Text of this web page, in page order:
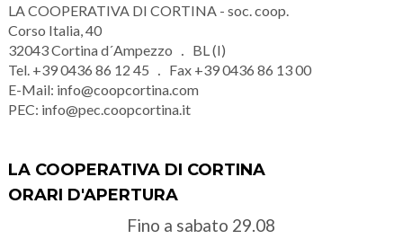
LA COOPERATIVA DI CORTINA - soc. coop.
Corso Italia, 40
32043Cortina d´Ampezzo
BL (I)
Tel. +39 0436 86 12 45 Fax +39 0436 86 13 00
E-Mail: info@coopcortina.com
PEC: info@pec.coopcortina.it
LA COOPERATIVA DI CORTINA
ORARI D'APERTURA
Fino a sabato 29.08